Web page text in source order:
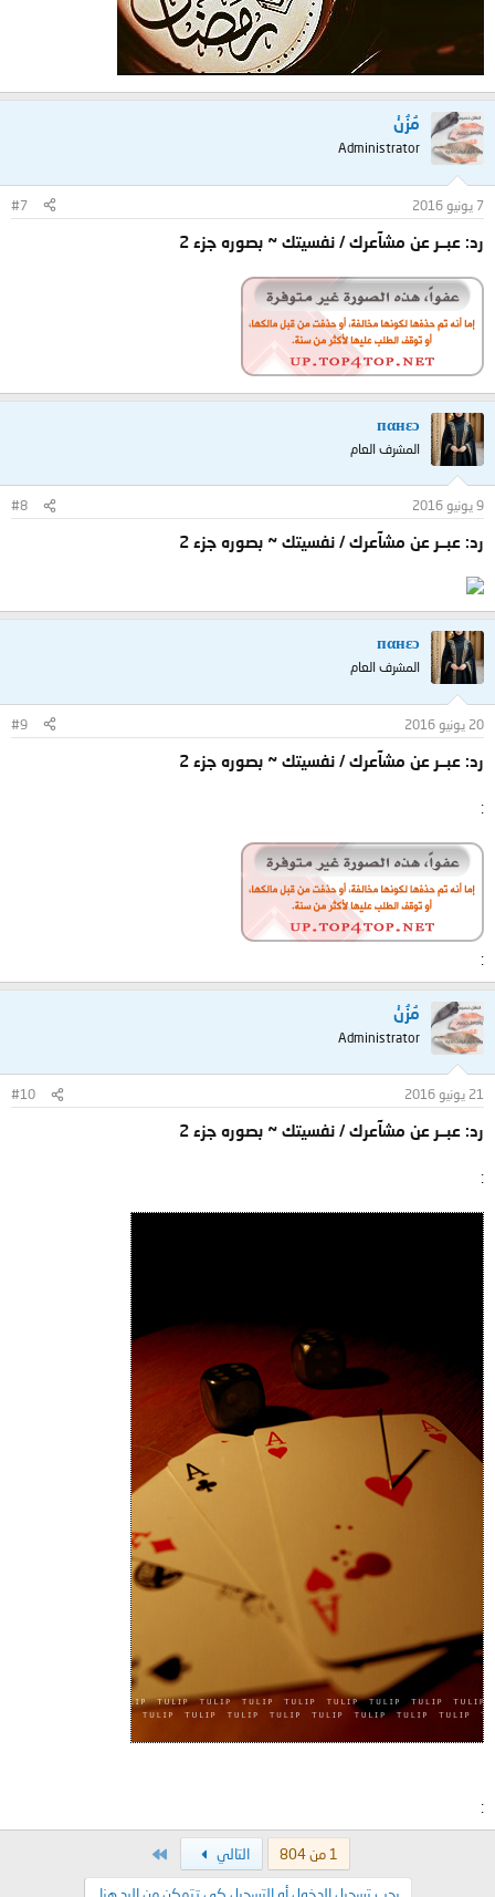
مُزُنْ
Administrator
7 يونيو 2016 #7
رد: عبــر عن مشآعرك / نفسيتك ~ بصوره جزء 2
пαнεɔ
المشرف العام
9 يونيو 2016 #8
رد: عبــر عن مشآعرك / نفسيتك ~ بصوره جزء 2
пαнεɔ
المشرف العام
20 يونيو 2016 #9
رد: عبــر عن مشآعرك / نفسيتك ~ بصوره جزء 2
:
:
مُزُنْ
Administrator
21 يونيو 2016 #10
رد: عبــر عن مشآعرك / نفسيتك ~ بصوره جزء 2
:
:
1 من 804 التالي